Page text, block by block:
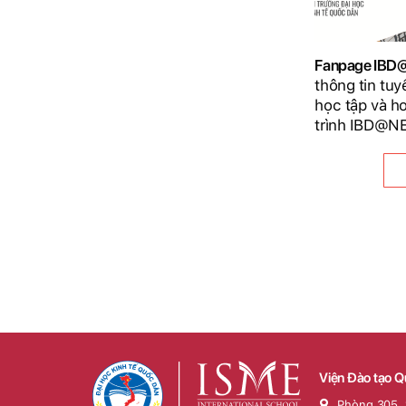
Fanpage
thông tin
học tập và
trình
Viện Đào tạo